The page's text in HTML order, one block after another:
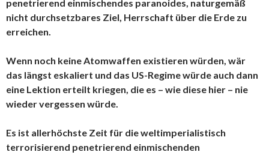
penetrierend einmischendes paranoides, naturgemäß
nicht durchsetzbares Ziel, Herrschaft über die Erde zu
erreichen.
Wenn noch keine Atomwaffen existieren würden, wär
das längst eskaliert und das US-Regime würde auch dann
eine Lektion erteilt kriegen, die es – wie diese hier – nie
wieder vergessen würde.
Es ist allerhöchste Zeit für die weltimperialistisch
terrorisierend penetrierend einmischenden